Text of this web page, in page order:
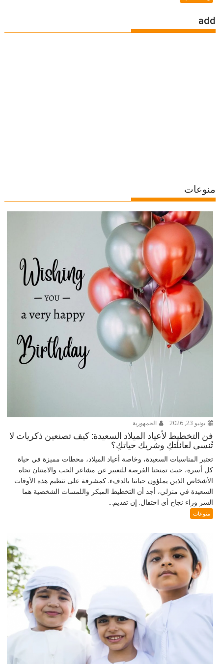
add
منوعات
يونيو 23, 2026 الجمهورية
فن التخطيط لأعياد الميلاد السعيدة: كيف تصنعين ذكريات لا
تُنسى لعائلتكِ وشريك حياتكِ؟
تعتبر المناسبات السعيدة، وخاصة أعياد الميلاد، محطات مميزة في حياة
كل أسرة، حيث تمنحنا الفرصة للتعبير عن مشاعر الحب والامتنان تجاه
الأشخاص الذين يملؤون حياتنا بالدفء. كمشرفة على تنظيم هذه الأوقات
السعيدة في منزلي، أجد أن التخطيط المبكر واللمسات الشخصية هما
السر وراء نجاح أي احتفال. إن تقديم...
منوعات